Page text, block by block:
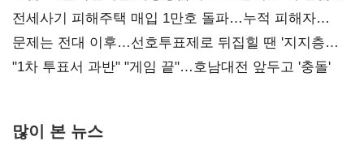
재건"
전세사기 피해주택 매입 1만호 돌파…누적 피해자
4만278명
문제는 전대 이후…선호투표제로 뒤집힐 땐 '지지층
불복'
"1차 투표서 과반" "게임 끝"…호남대전 앞두고 '충돌'
많이 본 뉴스